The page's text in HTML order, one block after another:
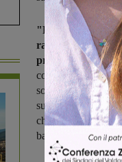
"Paola in questi
rappresentato,
prezioso, unico,
corpo, costretto a
sofferte. Le sue
suo impegno per
chi assiste
battaglie civili sul